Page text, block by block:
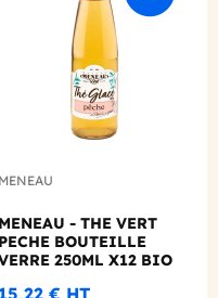
MENEAU
MENEAU - THE VERT
PECHE BOUTEILLE
250ML X12 BIO
15,22 € HT